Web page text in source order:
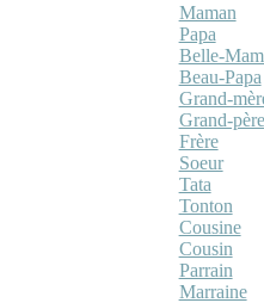
Maman
Papa
Belle-
Beau-Papa
Grand-
Grand-père
Frère
Soeur
Tata
Tonton
Cousine
Cousin
Parrain
Marraine